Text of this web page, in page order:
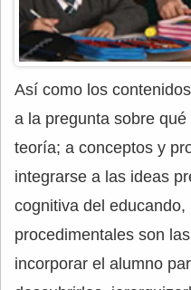
Así como los
a la pregunta sobre
teoría; a conceptos y
integrarse a las ideas
cognitiva del
procedimentales son
incorporar el alumno